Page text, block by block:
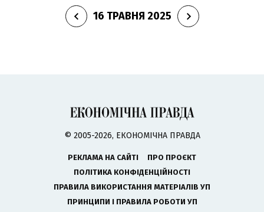
16 ТРАВНЯ 2025
© 2005-2026, ЕКОНОМІЧНА ПРАВДА
РЕКЛАМА НА САЙТІ
ПРО ПРОЄКТ
ПОЛІТИКА КОНФІДЕНЦІЙНОСТІ
ПРАВИЛА ВИКОРИСТАННЯ МАТЕРІАЛІВ УП
ПРИНЦИПИ І ПРАВИЛА РОБОТИ УП